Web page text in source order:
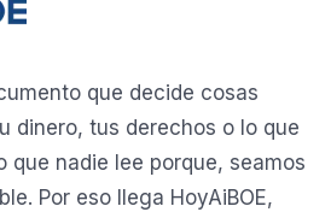
que decide cosas
dinero, tus derechos o lo que
que nadie lee porque, seamos
Por eso llega HoyAiBOE,